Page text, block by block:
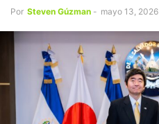
Por Steven Gúzman - mayo 13, 2026